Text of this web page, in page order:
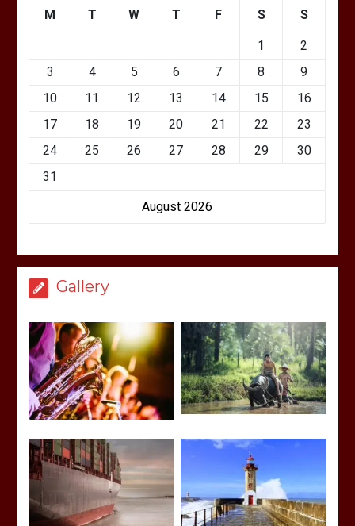
August 2026
M T W T F S S
1
2
3
4 5 6 7 8
9
10
11 12 13 14 15
16
17
18 19 20 21 22
23
24
25 26 27 28 29
30
31
Gallery